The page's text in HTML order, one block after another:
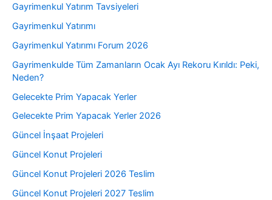
Gayrimenkul Yatırım Tavsiyeleri
Gayrimenkul Yatırımı
Gayrimenkul Yatırımı Forum 2026
Gayrimenkulde Tüm Zamanların Ocak Ayı Rekoru Kırıldı: Peki,
Neden?
Gelecekte Prim Yapacak Yerler
Gelecekte Prim Yapacak Yerler 2026
Güncel İnşaat Projeleri
Güncel Konut Projeleri
Güncel Konut Projeleri 2026 Teslim
Güncel Konut Projeleri 2027 Teslim